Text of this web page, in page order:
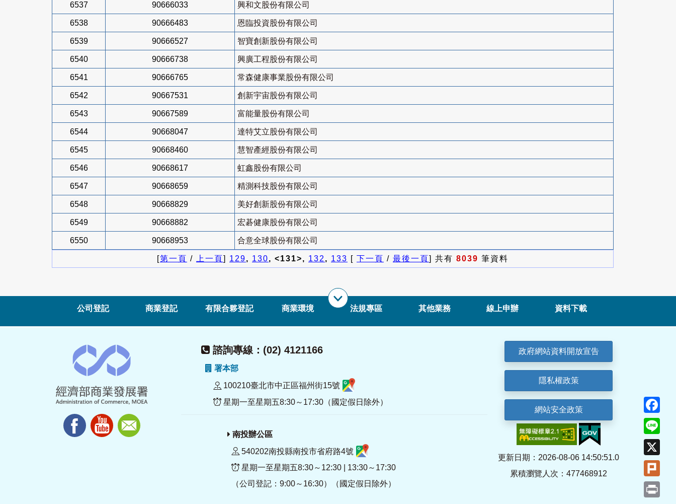
6537 90666033 興和文股份有限公司
6538 90666483 恩臨投資股份有限公司
6539 90666527 智寶創新股份有限公司
6540 90666738 興廣工程股份有限公司
6541 90666765 常森健康事業股份有限公司
6542 90667531 創新宇宙股份有限公司
6543 90667589 富能量股份有限公司
6544 90668047 達特艾立股份有限公司
6545 90668460 慧智產經股份有限公司
6546 90668617 虹鑫股份有限公司
6547 90668659 精測科技股份有限公司
6548 90668829 美好創新股份有限公司
6549 90668882 宏碁健康股份有限公司
6550 90668953 合意全球股份有限公司
[第一頁 / 上一頁] 129, 130, <131>, 132, 133 [ 下一頁 / 最後一頁] 共有 8039 筆資料
公司登記 商業登記 有限合夥登記 商業環境 法規專區 其他業務 線上申辦 資料下載
諮詢專線：(02) 4121166
署本部
100210臺北市中正區福州街15號
星期一至星期五8:30～17:30（國定假日除外）
南投辦公區
540202南投縣南投市省府路4號
星期一至星期五8:30～12:30 | 13:30～17:30
（公司登記：9:00～16:30）（國定假日除外）
政府網站資料開放宣告
隱私權政策
網站安全政策
更新日期：2026-08-06 14:50:51.0
累積瀏覽人次：477468912